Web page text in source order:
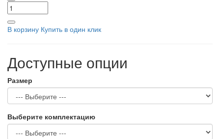
В корзину Купить в один клик
Доступные опции
Размер
Выберите комплектацию